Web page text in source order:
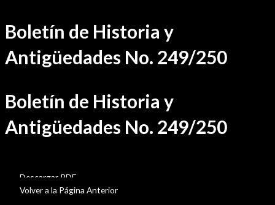
Ir
al
contenido
Boletín de Historia y
Antigüedades No. 249/250
Boletín de Historia y
Antigüedades No. 249/250
Descargar PDF
Volver a la Página Anterior